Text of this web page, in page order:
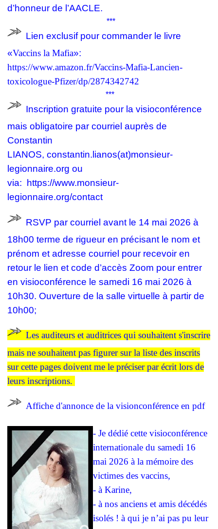
d’honneur de l’AACLE.
***
Lien exclusif pour commander le livre
«Vaccins la Mafia»:
https://www.amazon.fr/Vaccins-Mafia-Lancien-
toxicologue-Pfizer/dp/2874342742
***
Inscription gratuite pour la visioconférence
mais obligatoire par courriel auprès de
Constantin
LIANOS, constantin.lianos(at)monsieur-
legionnaire.org ou
via:
https://www.monsieur-
legionnaire.org/contact
RSVP par courriel avant le 14 mai 2026 à
18h00 terme de rigueur en précisant le nom et
prénom et adresse courriel pour recevoir en
retour le lien et code d’accès Zoom pour entrer
en visioconférence le samedi 16 mai 2026 à
10h30. Ouverture de la salle virtuelle à partir de
10h00;
Les auditeurs et auditrices qui souhaitent s'inscrire
mais ne souhaitent pas figurer sur la liste des inscrits
sur cette pages doivent me le préciser par écrit lors de
leurs inscriptions.
Affiche d'annonce de la visionconférence en pdf
- Je dédié cette visioconférence
internationale du samedi 16
mai 2026 à la mémoire des
victimes des vaccins,
- à Karine,
- à nos anciens et amis décédés
isolés ! à qui je n’ai pas pu leur